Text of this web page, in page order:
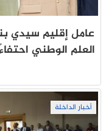
عامل إقليم سيدي
العلم الوطني احتفاءً بالذكرى
أخبار الداخلة